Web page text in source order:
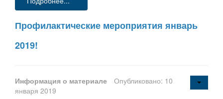
Профилактические мероприятия январь
2019!
Информация о материале
Опубликовано: 10
января 2019